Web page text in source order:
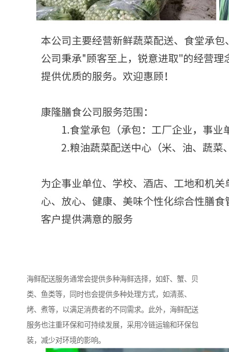
海鲜配送服务通常会提供多种海鲜选择，如虾、蟹、贝
类、鱼类等，同时也会提供多种处理方式，如清蒸、
烤、煮等，以满足消费者的不同需求。此外，海鲜配送
服务也注重环保和可持续发展，采用冷链运输和环保包
装，减少对环境的影响。